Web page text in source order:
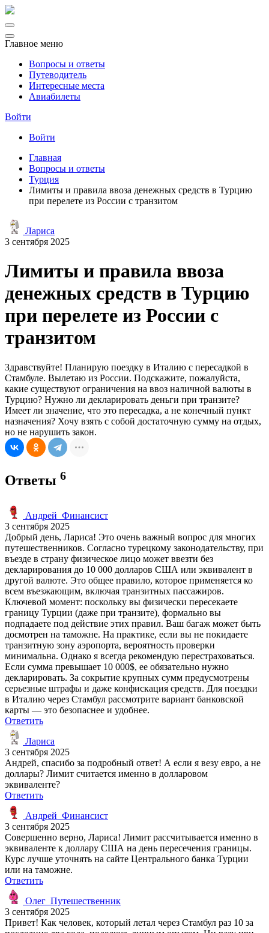
Главное меню
Вопросы и ответы
Путеводитель
Интересные места
Авиабилеты
Войти
Войти
Главная
Вопросы и ответы
Турция
Лимиты и правила ввоза денежных средств в Турцию
при перелете из России с транзитом
Лариса
3 сентября 2025
Лимиты и правила ввоза
денежных средств в Турцию
при перелете из России с
транзитом
Здравствуйте! Планирую поездку в Италию с пересадкой в
Стамбуле. Вылетаю из России. Подскажите, пожалуйста,
какие существуют ограничения на ввоз наличной валюты в
Турцию? Нужно ли декларировать деньги при транзите?
Имеет ли значение, что это пересадка, а не конечный пункт
назначения? Хочу взять с собой достаточную сумму на отдых,
но не нарушить закон.
Ответы 6
Андрей_Финансист
3 сентября 2025
Добрый день, Лариса! Это очень важный вопрос для многих
путешественников. Согласно турецкому законодательству, при
въезде в страну физическое лицо может ввезти без
декларирования до 10 000 долларов США или эквивалент в
другой валюте. Это общее правило, которое применяется ко
всем въезжающим, включая транзитных пассажиров.
Ключевой момент: поскольку вы физически пересекаете
границу Турции (даже при транзите), формально вы
подпадаете под действие этих правил. Ваш багаж может быть
досмотрен на таможне. На практике, если вы не покидаете
транзитную зону аэропорта, вероятность проверки
минимальна. Однако я всегда рекомендую перестраховаться.
Если сумма превышает 10 000$, ее обязательно нужно
декларировать. За сокрытие крупных сумм предусмотрены
серьезные штрафы и даже конфискация средств. Для поездки
в Италию через Стамбул рассмотрите вариант банковской
карты — это безопаснее и удобнее.
Ответить
Лариса
3 сентября 2025
Андрей, спасибо за подробный ответ! А если я везу евро, а не
доллары? Лимит считается именно в долларовом
эквиваленте?
Ответить
Андрей_Финансист
3 сентября 2025
Совершенно верно, Лариса! Лимит рассчитывается именно в
эквиваленте к доллару США на день пересечения границы.
Курс лучше уточнять на сайте Центрального банка Турции
или на таможне.
Ответить
Олег_Путешественник
3 сентября 2025
Привет! Как человек, который летал через Стамбул раз 10 за